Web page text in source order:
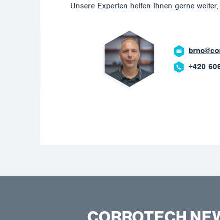
Unsere Experten helfen Ihnen gerne
+420 606 669